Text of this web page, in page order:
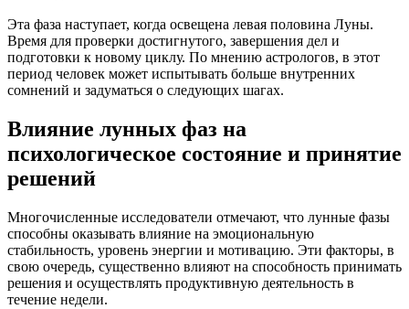
Эта фаза наступает, когда освещена левая половина Луны.
Время для проверки достигнутого, завершения дел и
подготовки к новому циклу. По мнению астрологов, в этот
период человек может испытывать больше внутренних
сомнений и задуматься о следующих шагах.
Влияние лунных фаз на
психологическое состояние и принятие
решений
Многочисленные исследователи отмечают, что лунные фазы
способны оказывать влияние на эмоциональную
стабильность, уровень энергии и мотивацию. Эти факторы, в
свою очередь, существенно влияют на способность принимать
решения и осуществлять продуктивную деятельность в
течение недели.